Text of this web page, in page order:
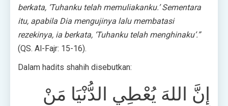
berkata, ‘Tuhanku telah memuliakanku.’ Sementara
itu, apabila Dia mengujinya lalu membatasi
rezekinya, ia berkata, ‘Tuhanku telah menghinaku’.”
(QS. Al-Fajr: 15-16).
Dalam hadits shahih disebutkan:
إِنَّ اللهَ يُعْطِي الدُّنْيَا مَنْ